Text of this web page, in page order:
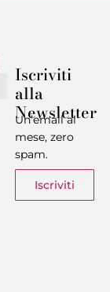
Iscriviti
alla
Newsletter
Un’email al
mese, zero
spam.
Iscriviti